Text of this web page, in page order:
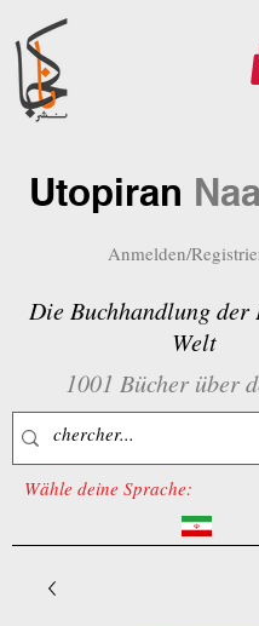
Utopiran
Anmelden/
Die Buchhandlung der
Welt
1001 Bücher über
Wähle deine Sprache: